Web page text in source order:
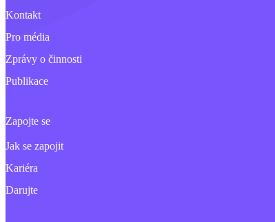
Kontakt
Pro média
Zprávy o činnosti
Publikace
Zapojte se
Jak se zapojit
Kariéra
Darujte